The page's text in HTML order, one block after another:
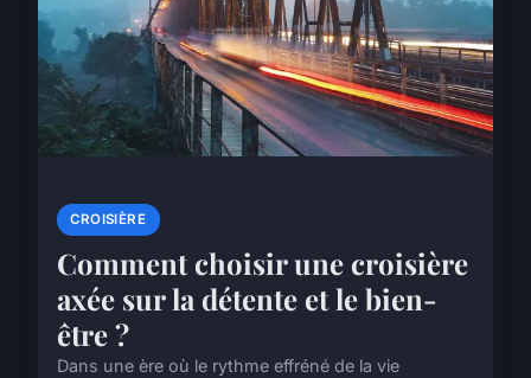
CROISIÈRE
Comment choisir une croisière
axée sur la détente et le bien-
être ?
Dans une ère où le rythme effréné de la vie